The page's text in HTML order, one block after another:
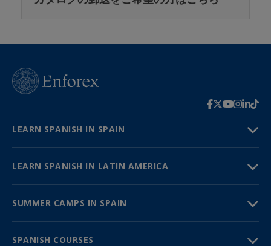
LEARN SPANISH IN SPAIN
LEARN SPANISH IN LATIN AMERICA
SUMMER CAMPS IN SPAIN
SPANISH COURSES